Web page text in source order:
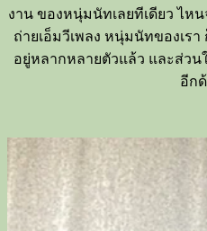
งาน ของหนุ่มนัทเลยทีเดียว ไห
ถ่ายเอ็มวีเพลง หนุ่มนัทของเร
อยู่หลากหลายตัวแล้ว และส่ว
อีก